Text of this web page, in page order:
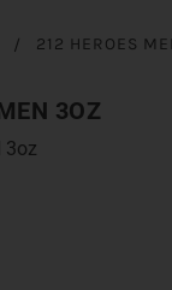
212 HEROES
3OZ
3oz